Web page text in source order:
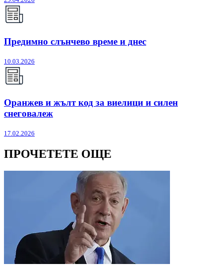
Предимно слънчево време и днес
10.03.2026
Оранжев и жълт код за виелици и силен
снеговалеж
17.02.2026
ПРОЧЕТЕТЕ ОЩЕ